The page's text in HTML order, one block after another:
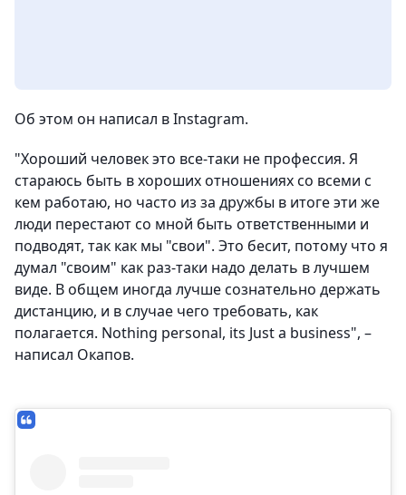
Об этом он написал в Instagram.
"Хороший человек это все-таки не профессия. Я
стараюсь быть в хороших отношениях со всеми с
кем работаю, но часто из за дружбы в итоге эти же
люди перестают со мной быть ответственными и
подводят, так как мы "свои". Это бесит, потому что я
думал "своим" как раз-таки надо делать в лучшем
виде. В общем иногда лучше сознательно держать
дистанцию, и в случае чего требовать, как
полагается. Nothing personal, its Just a business", –
написал Окапов.